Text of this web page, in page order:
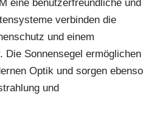
eine benutzerfreundliche und
verbinden die
und einem
Die Sonnensegel ermöglichen
Optik und sorgen ebenso
und